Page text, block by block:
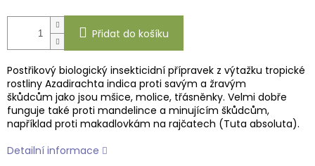
Přidat do košíku
Postřikový biologický insekticidní přípravek z výtažku tropické
rostliny Azadirachta indica proti savým a žravým
škůdcům jako jsou mšice, molice, třásněnky. Velmi dobře
funguje také proti mandelince a minujícím škůdcům,
například proti makadlovkám na rajčatech (Tuta absoluta).
Detailní informace